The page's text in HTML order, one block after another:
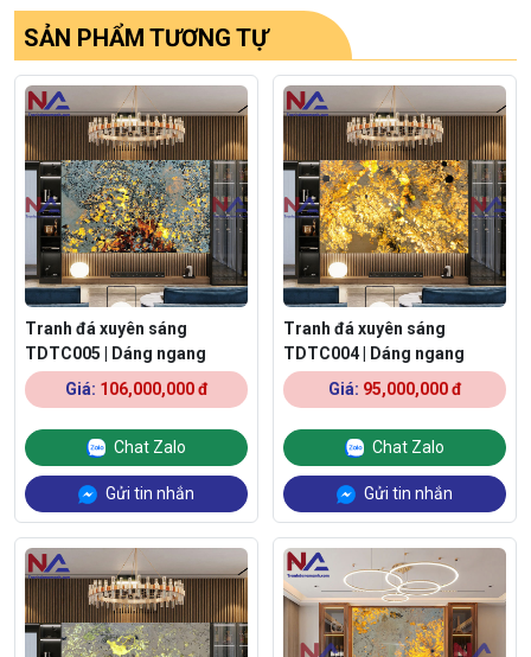
SẢN PHẨM TƯƠNG TỰ
Tranh đá xuyên sáng
TDTC005 | Dáng ngang
Giá: 106,000,000 đ
Chat Zalo
Gửi tin nhắn
Tranh đá xuyên sáng
TDTC004 | Dáng ngang
Giá: 95,000,000 đ
Chat Zalo
Gửi tin nhắn